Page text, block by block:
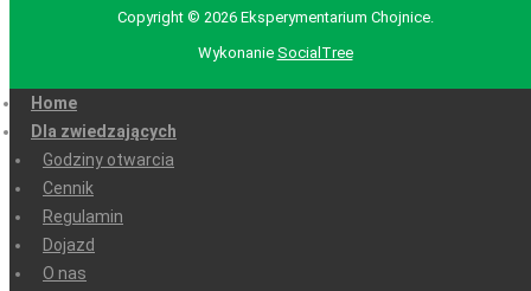
Copyright © 2026 Eksperymentarium Chojnice.
Wykonanie SocialTree
Home
Dla zwiedzających
Godziny otwarcia
Cennik
Regulamin
Dojazd
O nas